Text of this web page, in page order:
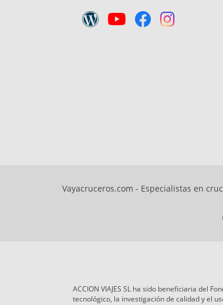
Vayacruceros.com - Especialistas en
ACCION VIAJES SL ha sido beneficiaria del
tecnológico, la investigación de calidad y el